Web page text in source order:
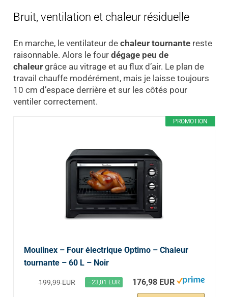
Bruit, ventilation et chaleur résiduelle
En marche, le ventilateur de chaleur tournantereste
raisonnable. Alors le four dégage peu de
chaleurgrâce au vitrage et au flux d’air. Le plan de
travail chauffe modérément, mais je laisse toujours
10 cm d’espace derrière et sur les côtés pour
ventiler correctement.
PROMOTION
Moulinex – Four électrique Optimo – Chaleur
tournante – 60 L – Noir
199,99 EUR −23,01 EUR 176,98 EUR